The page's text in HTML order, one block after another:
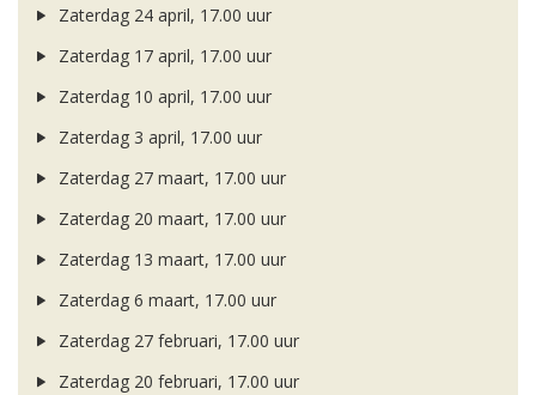
Zaterdag 24 april, 17.00 uur
Zaterdag 17 april, 17.00 uur
Zaterdag 10 april, 17.00 uur
Zaterdag 3 april, 17.00 uur
Zaterdag 27 maart, 17.00 uur
Zaterdag 20 maart, 17.00 uur
Zaterdag 13 maart, 17.00 uur
Zaterdag 6 maart, 17.00 uur
Zaterdag 27 februari, 17.00 uur
Zaterdag 20 februari, 17.00 uur